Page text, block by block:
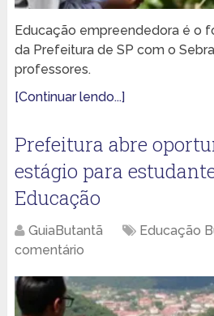
Educação empreendedora é o
da Prefeitura de SP com o
professores.
[Continuar lendo...]
Prefeitura abre
estágio para
Educação
GuiaButantã Educação
comentário